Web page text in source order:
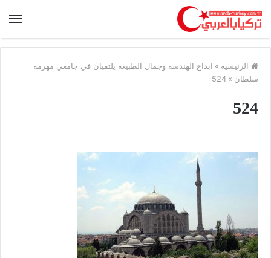
الرئيسية » ابداع الهندسة وجمال الطبيعة يلتقيان في جامعي مهرمة
سلطان »
524
524